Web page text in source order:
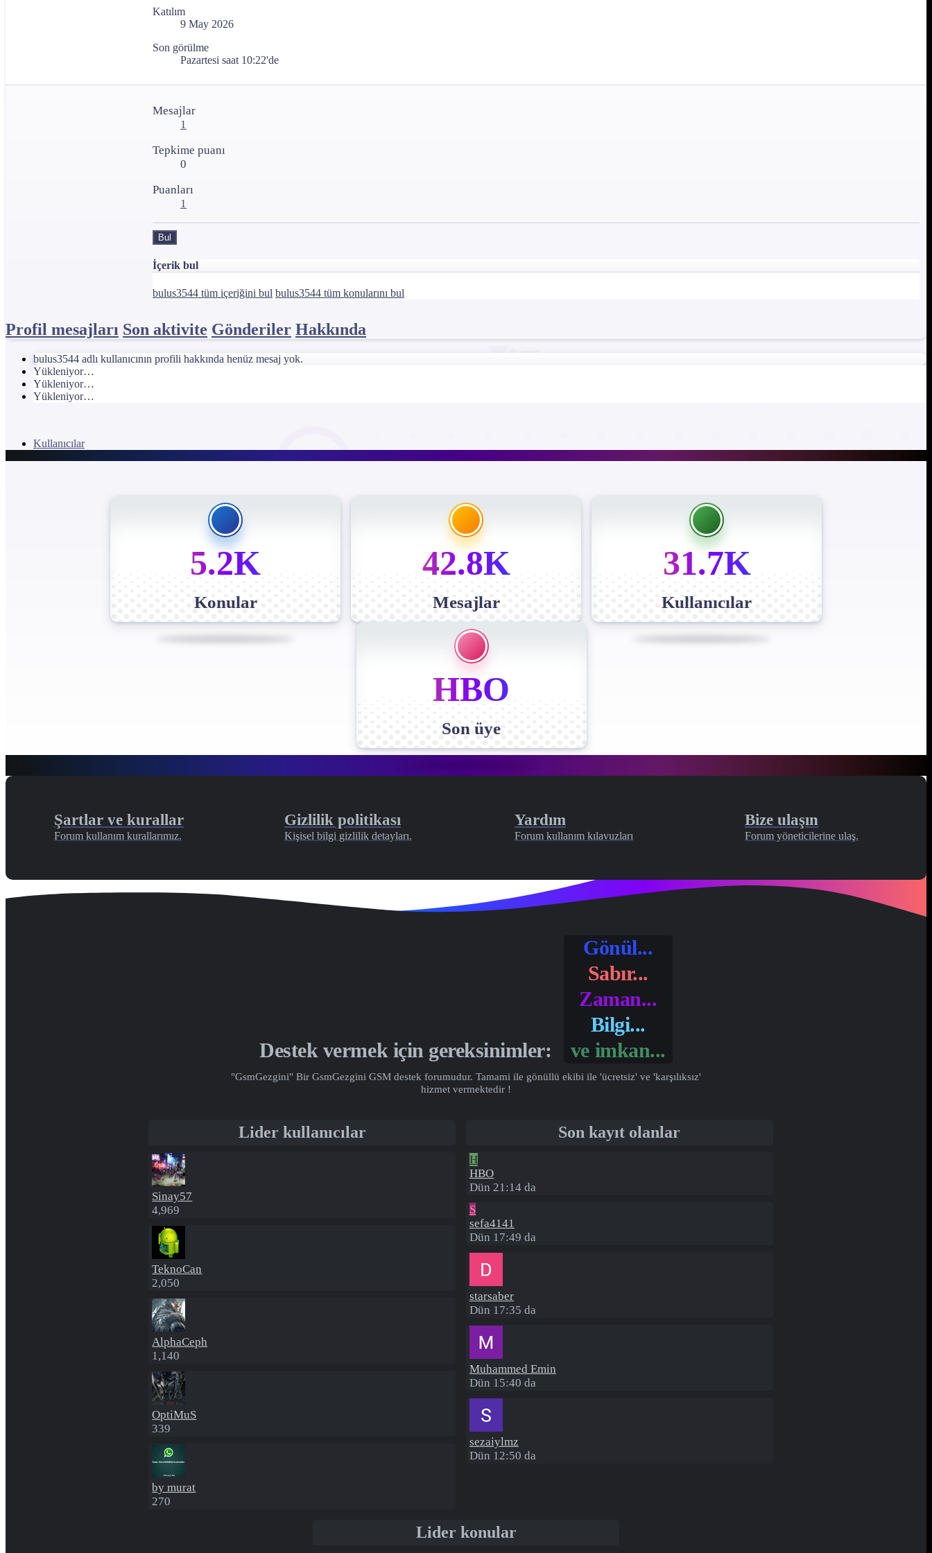
Katılım
9 May 2026
Son görülme
Pazartesi saat 10:22'de
Mesajlar
1
Tepkime puanı
0
Puanları
1
Bul
İçerik bul
bulus3544 tüm içeriğini bul bulus3544 tüm konularını bul
Profil mesajları Son aktivite Gönderiler Hakkında
bulus3544 adlı kullanıcının profili hakkında henüz mesaj yok.
Yükleniyor…
Yükleniyor…
Yükleniyor…
Kullanıcılar
5.2K
Konular
42.8K
Mesajlar
31.7K
Kullanıcılar
HBO
Son üye
Şartlar ve kurallar
Forum kullanım kurallarımız.
Gizlilik politikası
Kişisel bilgi gizlilik detayları.
Yardım
Forum kullanım kılavuzları
Bize ulaşın
Forum yöneticilerine ulaş.
Destek vermek için gereksinimler:
Gönül...
Sabır...
Zaman...
Bilgi...
ve imkan...
"GsmGezgini" Bir GsmGezgini GSM destek forumudur. Tamami ile gönüllü ekibi ile 'ücretsiz' ve 'karşılıksız'
hizmet vermektedir !
Lider kullanıcılar
Sinay57
4,969
TeknoCan
2,050
AlphaCeph
1,140
OptiMuS
339
by murat
270
Son kayıt olanlar
H
HBO
Dün 21:14 da
S
sefa4141
Dün 17:49 da
starsaber
Dün 17:35 da
Muhammed Emin
Dün 15:40 da
sezaiylmz
Dün 12:50 da
Lider konular